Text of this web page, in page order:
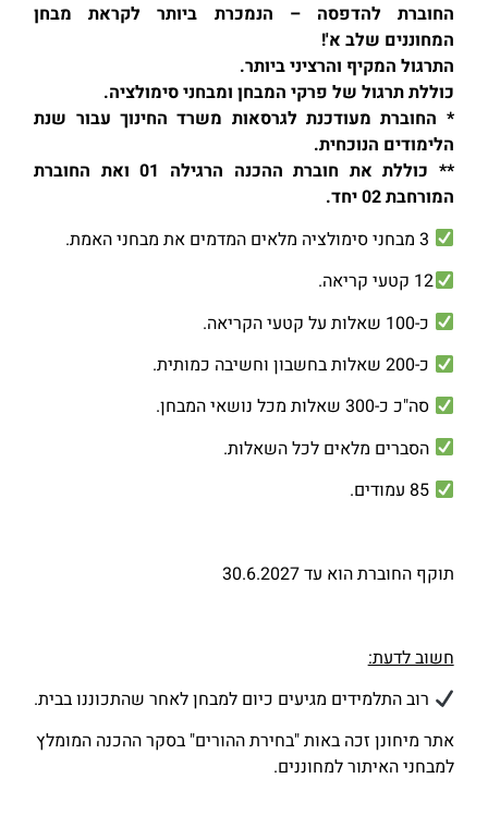
החוברת להדפסה – הנמכרת ביותר לקראת מבחן
המחוננים שלב א'!
התרגול המקיף והרציני ביותר.
כוללת תרגול של פרקי המבחן ומבחני סימולציה.
* החוברת מעודכנת לגרסאות משרד החינוך עבור שנת
הלימודים הנוכחית.
** כוללת את חוברת ההכנה הרגילה 01 ואת החוברת
המורחבת 02 יחד.
3 מבחני סימולציה מלאים
המדמים את מבחני האמת.
12 קטעי קריאה.
כ-100 שאלות על קטעי הקריאה.
כ-200 שאלות בחשבון וחשיבה כמותית.
סה"כ כ-300 שאלות מכל נושאי המבחן.
הסברים מלאים לכל השאלות.
85 עמודים.
תוקף החוברת הוא עד 30.6.2027
חשוב לדעת:
רוב התלמידים מגיעים כיום למבחן לאחר שהתכוננו בבית.
אתר מיחונן זכה באות "בחירת ההורים" בסקר ההכנה המומלץ
למבחני האיתור למחוננים.